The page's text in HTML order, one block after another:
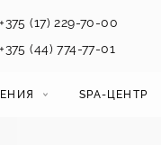
+375 (17) 229-70-00
+375 (44) 774-77-01
SPA-ЦЕНТР